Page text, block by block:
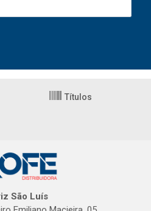
Títulos
São Luís